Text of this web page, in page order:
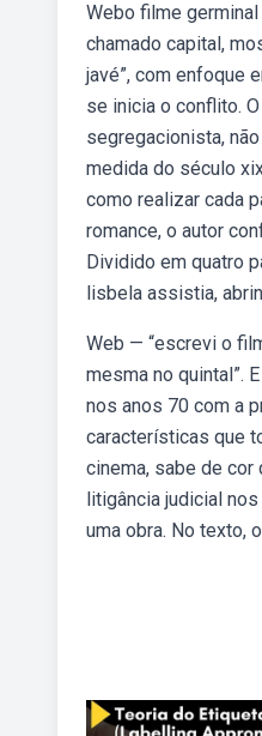
Webo filme
chamado capital,
javé”, com enfoque
se inicia o conflito.
segregacionista,
medida do século
como realizar cada
romance, o autor
Dividido em quatro
lisbela assistia,
Web — “escrevi o
mesma no quintal”.
nos anos 70 com a
características que
cinema, sabe de
litigância judicial
uma obra. No texto,